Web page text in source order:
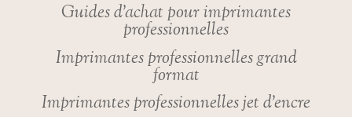
Guides d’achat pour imprimantes
professionnelles
Imprimantes professionnelles grand
format
Imprimantes professionnelles jet d’encre